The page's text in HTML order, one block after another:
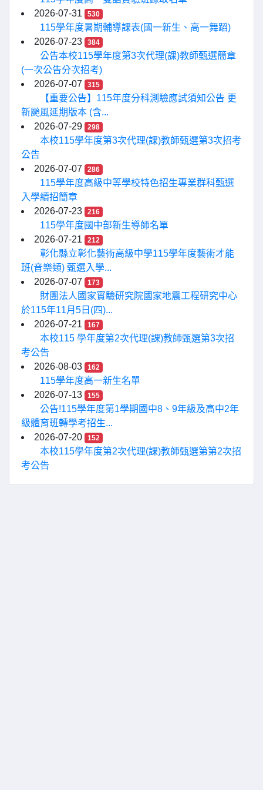
2026-07-31
530
115學年度暑期輔導課表(國一新生、高一舞蹈)
2026-07-23
384
公告本校115學年度第3次代理(課)教師甄選簡章
(一次公告分次招考)
2026-07-07
315
【重要公告】115年度分科測驗應試須知公告 更
新颱風延期版本 (含...
2026-07-29
298
本校115學年度第3次代理(課)教師甄選第3次招考
公告
2026-07-07
286
115學年度高級中等學校特色招生專業群科甄選
入學續招簡章
2026-07-23
216
115學年度國中部新生導師名單
2026-07-21
212
彰化縣立彰化藝術高級中學115學年度藝術才能
班(音樂類) 甄選入學...
2026-07-07
173
財團法人國家實驗研究院國家地震工程研究中心
於115年11月5日(四)...
2026-07-21
167
本校115 學年度第2次代理(課)教師甄選第3次招
考公告
2026-08-03
162
115學年度高一新生名單
2026-07-13
155
公告!115學年度第1學期國中8、9年級及高中2年
級體育班轉學考招生...
2026-07-20
152
本校115學年度第2次代理(課)教師甄選第第2次招
考公告